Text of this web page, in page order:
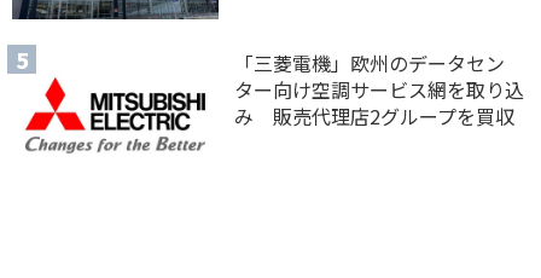
「三菱電機」欧州のデータセン
ター向け空調サービス網を取り込
み 販売代理店2グループを買収